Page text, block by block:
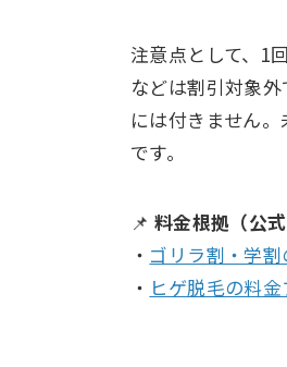
注意点として、1
などは割引対象
には付きません
です。
📌 料金根拠（公式
・ ゴリラ割・学割
・ ヒゲ脱毛の料